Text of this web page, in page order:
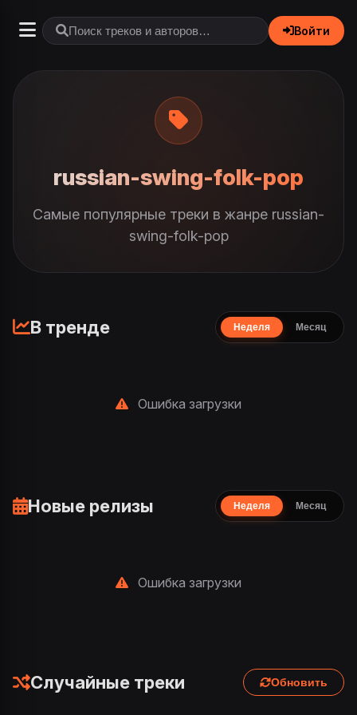
Войти
russian-swing-folk-pop
Самые популярные треки в жанре russian-
swing-folk-pop
В тренде Неделя Месяц
Ошибка загрузки
Новые релизы Неделя Месяц
Ошибка загрузки
Случайные треки Обновить